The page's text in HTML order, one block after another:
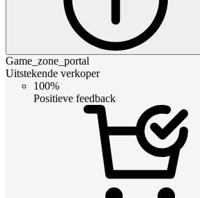
Game_zone_portal
Uitstekende verkoper
100%
Positieve feedback